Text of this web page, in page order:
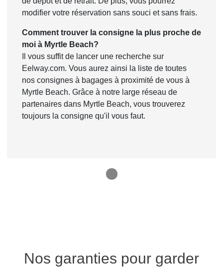
modifier votre réservation sans souci et sans frais.
Comment trouver la consigne la plus proche de
moi à Myrtle Beach?
Il vous suffit de lancer une recherche sur
Eelway.com. Vous aurez ainsi la liste de toutes
nos consignes à bagages à proximité de vous à
Myrtle Beach. Grâce à notre large réseau de
partenaires dans Myrtle Beach, vous trouverez
toujours la consigne qu'il vous faut.
Nos garanties pour garder